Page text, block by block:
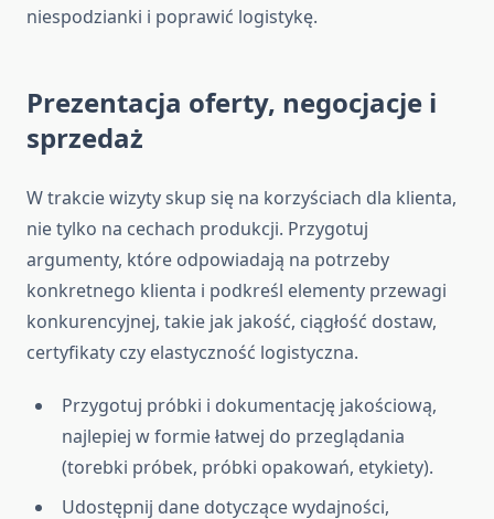
niespodzianki i poprawić logistykę.
Prezentacja oferty, negocjacje i
sprzedaż
W trakcie wizyty skup się na korzyściach dla klienta,
nie tylko na cechach produkcji. Przygotuj
argumenty, które odpowiadają na potrzeby
konkretnego klienta i podkreśl elementy przewagi
konkurencyjnej, takie jak jakość, ciągłość dostaw,
certyfikaty czy elastyczność logistyczna.
Przygotuj próbki i dokumentację jakościową,
najlepiej w formie łatwej do przeglądania
(torebki próbek, próbki opakowań, etykiety).
Udostępnij dane dotyczące wydajności,